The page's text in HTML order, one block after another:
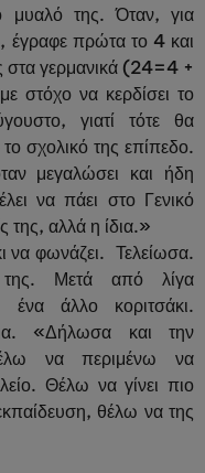
μυαλό της. Όταν, για
έγραφε πρώτα το 4 και
στα γερμανικά (24=4 +
στόχο να κερδίσει το
γιατί τότε θα
σχολικό της επίπεδο.
μεγαλώσει και ήδη
να πάει στο Γενικό
της, αλλά η ίδια.»
να φωνάζει. Τελείωσα.
Μετά από λίγα
ένα άλλο κοριτσάκι.
«Δήλωσα και την
να περιμένω να
Θέλω να γίνει πιο
θέλω να της